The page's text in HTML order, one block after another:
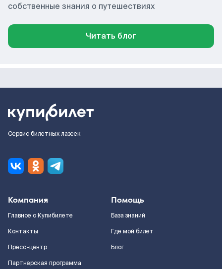
собственные знания о путешествиях
Читать блог
Сервис билетных лазеек
Компания
Главное о Купибилете
Контакты
Пресс-центр
Партнерская программа
Помощь
База знаний
Где мой билет
Блог